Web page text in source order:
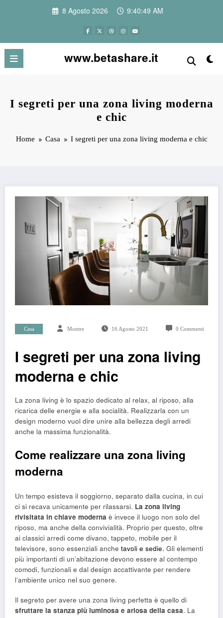
8 Agosto 2026 9:40:50 AM
www.betashare.it
I segreti per una zona living moderna
e chic
Home Casa I segreti per una zona living moderna e chic
Casa Montre 16 Agosto 2021 0 Commenti
I segreti per una zona living
moderna e chic
La zona living è lo spazio dedicato al relax, al riposo, alla
ricarica delle energie e alla socialità. Realizzarla con un
design moderno vuol dire unire alla bellezza degli arredi
anche la massima funzionalità.
Come realizzare una zona living
moderna
Un tempo esisteva il soggiorno, separato dalla cucina, in cui
ci si recava unicamente per rilassarsi. La zona living
rivisitata in chiave moderna è invece il luogo non solo del
riposo, ma anche della convivialità. Proprio per questo, oltre
ai classici arredi come divano, tappeto, mobile per il
televisore, sono essenziali anche tavoli e sedie. Gli elementi
più importanti di un’abitazione devono essere al contempo
comodi, funzionali e dal design accattivante per rendere
l’ambiente unico nel suo genere.
Il segreto per avere una zona living perfetta è quello di
sfruttare la stanza più luminosa e ariosa della casa. La